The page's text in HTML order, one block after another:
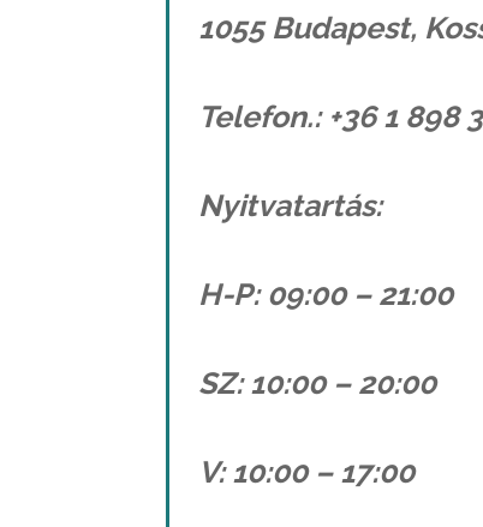
1055 Budapest,
Telefon.: +36 1 898
Nyitvatartás:
H-P: 09:00 – 21:00
SZ: 10:00 – 20:00
V: 10:00 – 17:00